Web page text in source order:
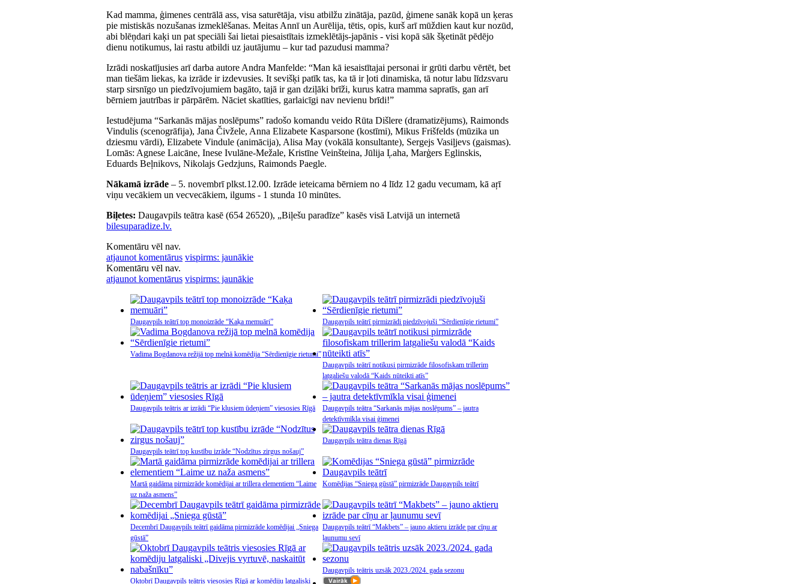
Kad mamma, ģimenes centrālā ass, visa saturētāja, visu atbilžu zinātāja, pazūd, ģimene sanāk kopā un ķeras
pie mistiskās nozušanas izmeklēšanas. Meitas Annī un Aurēlija, tētis, opis, kurš arī mūždien kaut kur nozūd,
abi blēņdari kaķi un pat speciāli šai lietai piesaistītais izmeklētājs-japānis - visi kopā sāk šķetināt pēdējo
dienu notikumus, lai rastu atbildi uz jautājumu – kur tad pazudusi mamma?
Izrādi noskatījusies arī darba autore Andra Manfelde: “Man kā iesaistītajai personai ir grūti darbu vērtēt, bet
man tiešām liekas, ka izrāde ir izdevusies. It sevišķi patīk tas, ka tā ir ļoti dinamiska, tā notur labu līdzsvaru
starp sirsnīgo un piedzīvojumiem bagāto, tajā ir gan dziļāki brīži, kurus katra mamma sapratīs, gan arī
bērniem jautrības ir pārpārēm. Nāciet skatīties, garlaicīgi nav nevienu brīdi!”
Iestudējuma “Sarkanās mājas noslēpums” radošo komandu veido Rūta Dišlere (dramatizējums), Raimonds
Vindulis (scenogrāfija), Jana Čivžele, Anna Elizabete Kasparsone (kostīmi), Mikus Frišfelds (mūzika un
dziesmu vārdi), Elizabete Vindule (animācija), Alisa May (vokālā konsultante), Sergejs Vasiļjevs (gaismas).
Lomās: Agnese Laicāne, Inese Ivulāne-Mežale, Kristīne Veinšteina, Jūlija Ļaha, Marģers Eglinskis,
Eduards Beļnikovs, Nikolajs Gedzjuns, Raimonds Paegle.
Nākamā izrāde – 5. novembrī plkst.12.00. Izrāde ieteicama bērniem no 4 līdz 12 gadu vecumam, kā aŗī
viņu vecākiem un vecvecākiem, ilgums - 1 stunda 10 minūtes.
Biļetes: Daugavpils teātra kasē (654 26520), „Biļešu paradīze” kasēs visā Latvijā un internetā
bilesuparadize.lv.
Komentāru vēl nav.
atjaunot komentārus vispirms: jaunākie
Komentāru vēl nav.
atjaunot komentārus vispirms: jaunākie
Daugavpils teātrī top monoizrāde “Kaķa memuāri” Daugavpils teātrī pirmizrādi piedzīvojuši “Sērdienīgie rietumi”
Vadima Bogdanova režijā top melnā komēdija “Sērdienīgie rietumi”
Daugavpils teātrī notikusi pirmizrāde filosofiskam trillerim
latgaliešu valodā “Kaids nūteikti atīs”
Daugavpils teātris ar izrādi “Pie klusiem ūdeņiem” viesosies Rīgā
Daugavpils teātra “Sarkanās mājas noslēpums” – jautra
detektīvmīkla visai ģimenei
Daugavpils teātrī top kustību izrāde “Nodzītus zirgus nošauj”
Daugavpils teātra dienas Rīgā
Martā gaidāma pirmizrāde komēdijai ar trillera elementiem “Laime
uz naža asmens”
Komēdijas “Sniega gūstā” pirmizrāde Daugavpils teātrī
Decembrī Daugavpils teātrī gaidāma pirmizrāde komēdijai „Sniega
gūstā”
Daugavpils teātrī “Makbets” – jauno aktieru izrāde par cīņu ar
ļaunumu sevī
Oktobrī Daugavpils teātris viesosies Rīgā ar komēdiju latgaliski
Daugavpils teātris uzsāk 2023./2024. gada sezonu